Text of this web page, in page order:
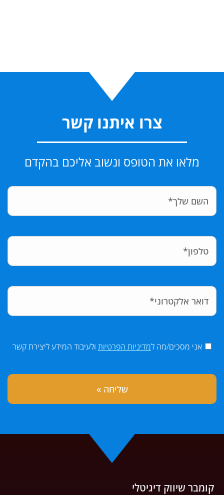
צרו איתנו קשר
מלאו את הטופס ונשוב אליכם בהקדם
אני מסכים/מה למדיניות הפרטיות ולעיבוד המידע ליצירת קשר
קומבר שיווק דיגיטלי